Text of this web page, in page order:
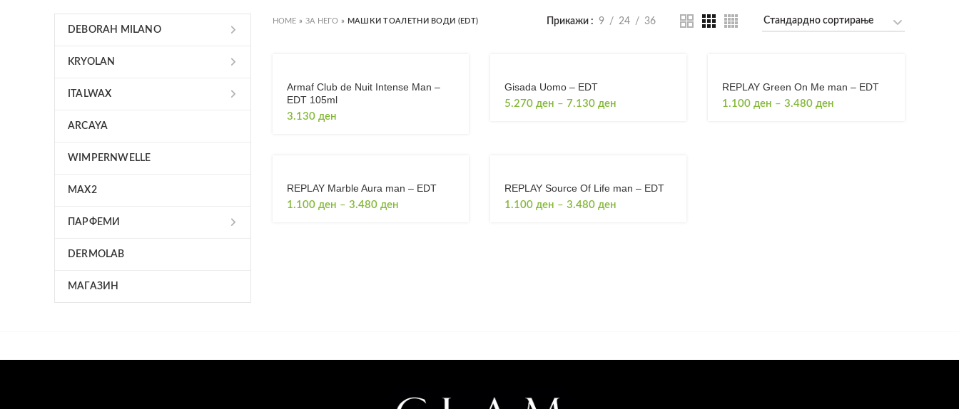
HOME » ЗА НЕГО » МАШКИ ТОАЛЕТНИ ВОДИ (EDT) Прикажи 9 24 36
Armaf Club de Nuit Intense Man –
EDT 105ml
3.130 ден
Gisada Uomo – EDT
5.270 ден – 7.130 денPrice
REPLAY Green On Me man – EDT
1.100ден – 3.480ден
REPLAY Marble Aura man – EDT
1.100 ден – 3.480 денPrice
REPLAY Source Of Life man – EDT
1.100 ден – 3.480 денPrice
DEBORAH MILANO
KRYOLAN
ITALWAX
ARCAYA
WIMPERNWELLE
MAX2
ПАРФЕМИ
DERMOLAB
МАГАЗИН